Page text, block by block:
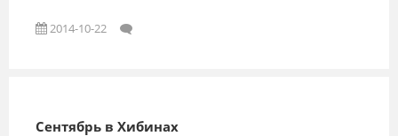
2014-10-22
Сентябрь в Хибинах